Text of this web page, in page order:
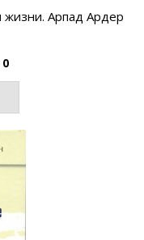
жизни. Арпад Ардер
0